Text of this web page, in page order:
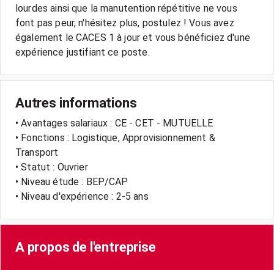
lourdes ainsi que la manutention répétitive ne vous
font pas peur, n'hésitez plus, postulez ! Vous avez
également le CACES 1 à jour et vous bénéficiez d'une
Autres informations
• Avantages salariaux : CE - CET - MUTUELLE
• Fonctions : Logistique, Approvisionnement &
Transport
• Statut : Ouvrier
• Niveau étude : BEP/CAP
• Niveau d'expérience : 2-5 ans
A propos de l'entreprise